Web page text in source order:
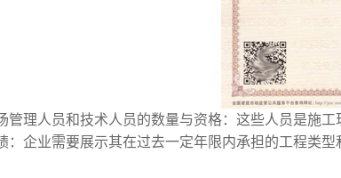
管理人员和技术人员的数量与资格：这些人员是施
：企业需要展示其在过去一定年限内承担的工程类